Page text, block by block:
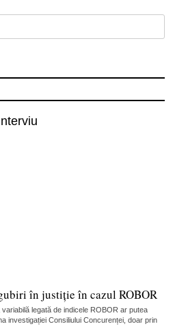
în justiție în cazul ROBOR
legată de indicele ROBOR ar putea
investigației Consiliului Concurenței, doar prin